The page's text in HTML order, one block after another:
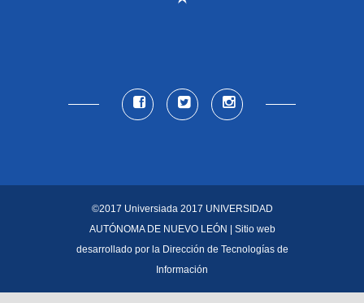
©2017 Universiada 2017 UNIVERSIDAD
AUTÓNOMA DE NUEVO LEÓN
| Sitio web
desarrollado por la Dirección de Tecnologías de
Información